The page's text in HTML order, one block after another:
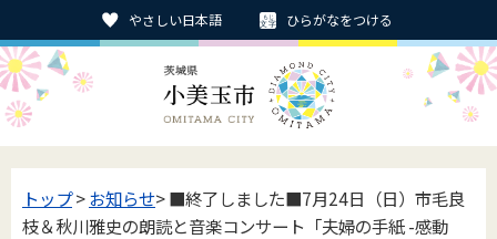
やさしい日本語 ひらがなをつける
トップ>お知らせ> ■終了しました■7月24日（日）市毛良
枝＆秋川雅史の朗読と音楽コンサート「夫婦の手紙 -感動